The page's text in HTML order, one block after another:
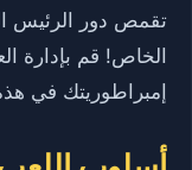
تقمص دور الرئيس
الخاص! قم بإدارة
إمبراطوريتك في هذه